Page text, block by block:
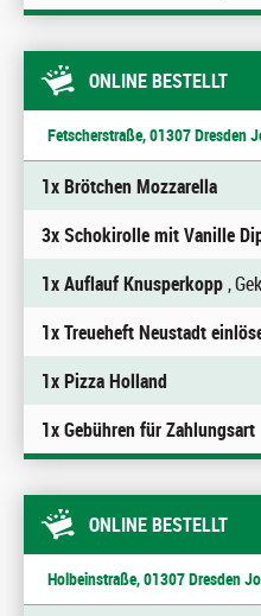
ONLINE BESTELLT
Fetscherstraße, 01307 Dresden
1x Brötchen Mozzarella
3x Schokirolle mit Vanille
1x Auflauf Knusperkopp,
1x Treueheft Neustadt
1x Pizza Holland
1x Gebühren für Zahlungsart
ONLINE BESTELLT
Holbeinstraße, 01307 Dresden